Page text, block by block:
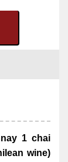
1 chai
wine)